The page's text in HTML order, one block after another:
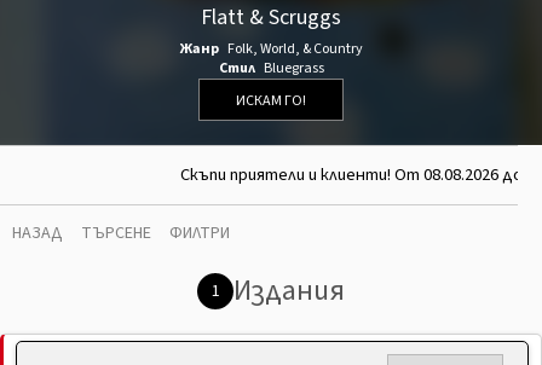
Flatt & Scruggs
Жанр Folk, World, & Country
Стил Bluegrass
ИСКАМ ГО!
Скъпи приятели и клиенти! От 08.08.2026 до
НАЗАД ТЪРСЕНЕ ФИЛТРИ
1 Издания